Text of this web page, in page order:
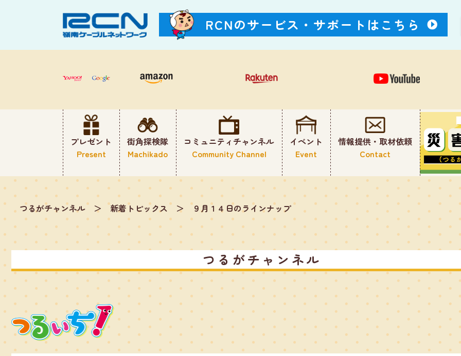
RCNのサービス・ サポートはこちら
プレゼント
Present
街角探検隊
Machikado
コミュニティチャンネル
Community Channel
イベント
Event
情報提供・取材依頼
Contact
つるがチャンネル ＞ 新着トピックス ＞ ９月１４日のラインナップ
つるがチャンネル